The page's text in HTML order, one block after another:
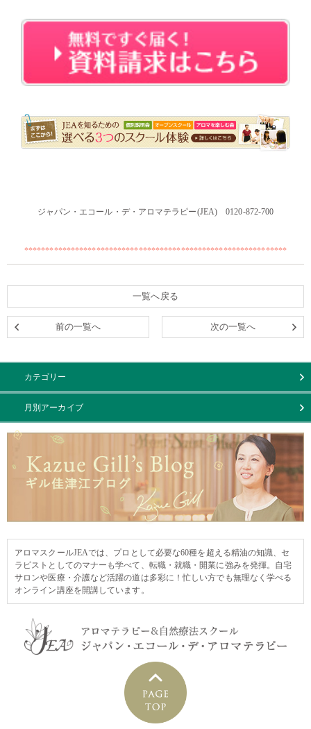
ジャパン・エコール・デ・アロマテラピー(JEA) 0120-872-700
**************************************************************
前の一覧へ 次の一覧へ
一覧へ戻る
カテゴリー
月別アーカイブ
アロマスクールJEAでは、プロとして必要な60種を超える精油の知識、セ
ラピストとしてのマナーも学べて、転職・就職・開業に強みを発揮。自宅
サロンや医療・介護など活躍の道は多彩に！忙しい方でも無理なく学べる
オンライン講座を開講しています。